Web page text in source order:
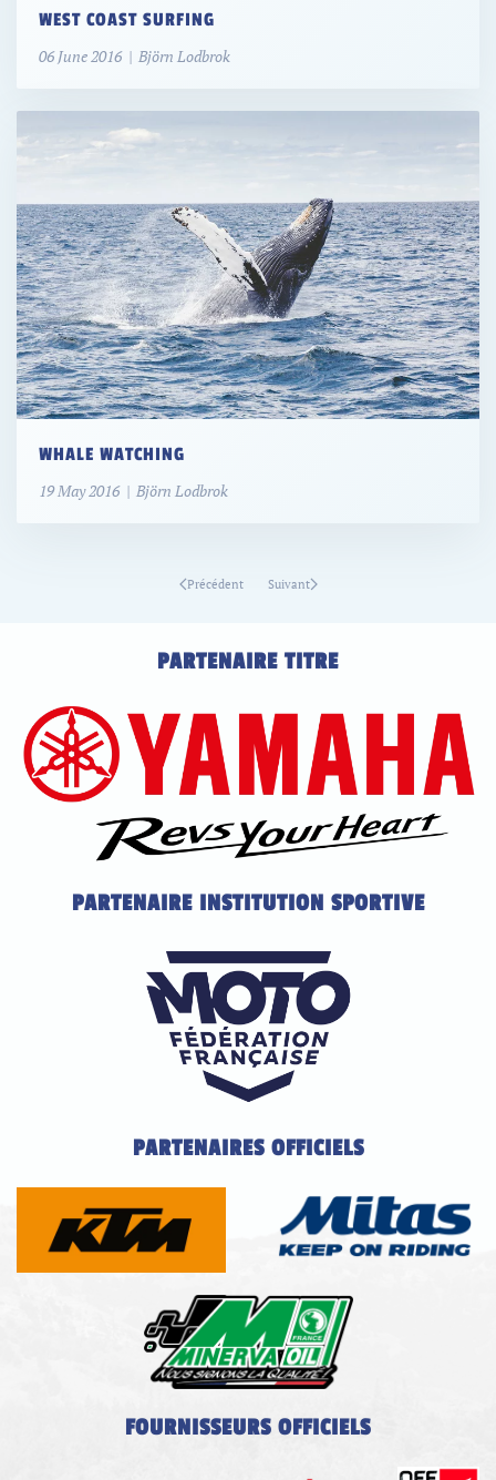
WEST COAST SURFING
06 June 2016 | Björn Lodbrok
WHALE WATCHING
19 May 2016 | Björn Lodbrok
Précédent Suivant
PARTENAIRE TITRE
PARTENAIRE INSTITUTION SPORTIVE
PARTENAIRES OFFICIELS
FOURNISSEURS OFFICIELS